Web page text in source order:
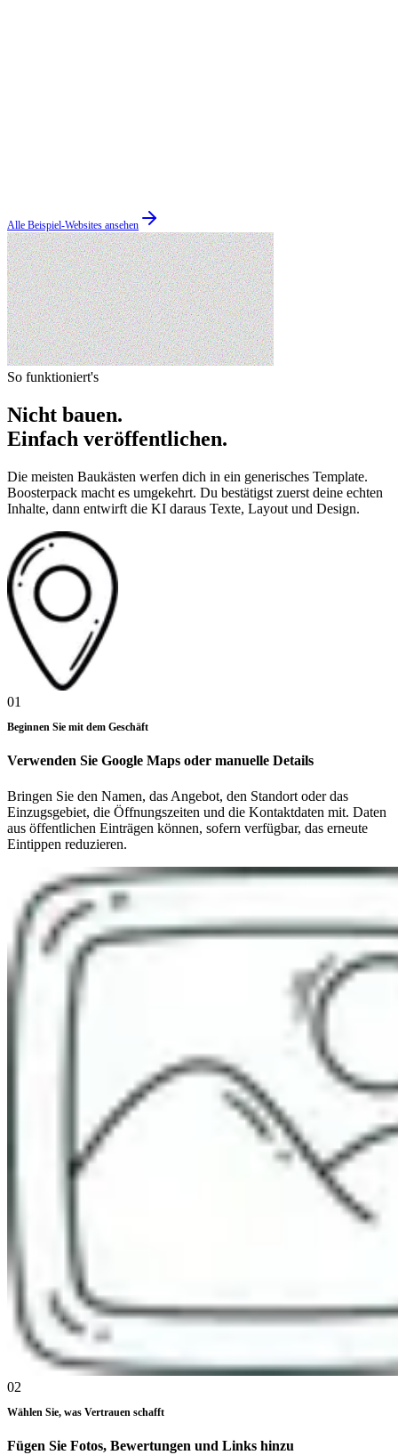
Alle Beispiel-Websites ansehen
So funktioniert's
Nicht bauen.
Einfach veröffentlichen.
Die meisten Baukästen werfen dich in ein generisches Template.
Boosterpack macht es umgekehrt. Du bestätigst zuerst deine echten
Inhalte, dann entwirft die KI daraus Texte, Layout und Design.
01
Beginnen Sie mit dem Geschäft
Verwenden Sie Google Maps oder manuelle Details
Bringen Sie den Namen, das Angebot, den Standort oder das
Einzugsgebiet, die Öffnungszeiten und die Kontaktdaten mit. Daten
aus öffentlichen Einträgen können, sofern verfügbar, das erneute
Eintippen reduzieren.
02
Wählen Sie, was Vertrauen schafft
Fügen Sie Fotos, Bewertungen und Links hinzu